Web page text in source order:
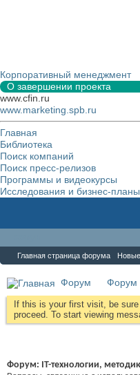
Корпоративный менеджмент
О завершении проекта
www.cfin.ru
www.marketing.spb.ru
Главная
Библиотека
Поиск компаний
Поиск пресс-релизов
Программы и видеокурсы
Исследования и бизнес-планы
Главная страница форума
Форум Форум
If this is your first visit, be
proceed. To start viewing
Форум: IT-технологии,